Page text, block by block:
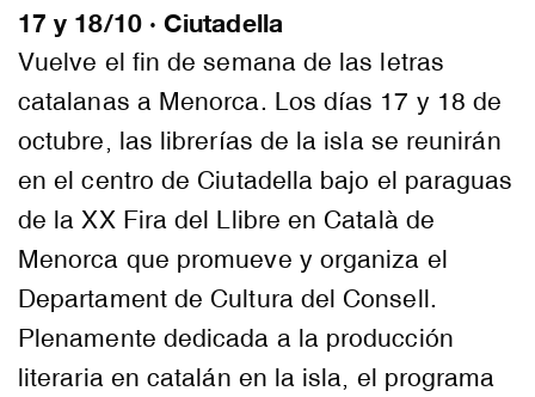
17 y 18/10 · Ciutadella
Vuelve el fin de semana de las letras
catalanas a Menorca. Los días 17 y 18 de
octubre, las librerías de la isla se reunirán
en el centro de Ciutadella bajo el paraguas
de la XX Fira del Llibre en Català de
Menorca que promueve y organiza el
Departament de Cultura del Consell.
Plenamente dedicada a la producción
literaria en catalán en la isla, el programa